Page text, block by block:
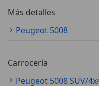
Más detalles
Peugeot 5008
Carrocería